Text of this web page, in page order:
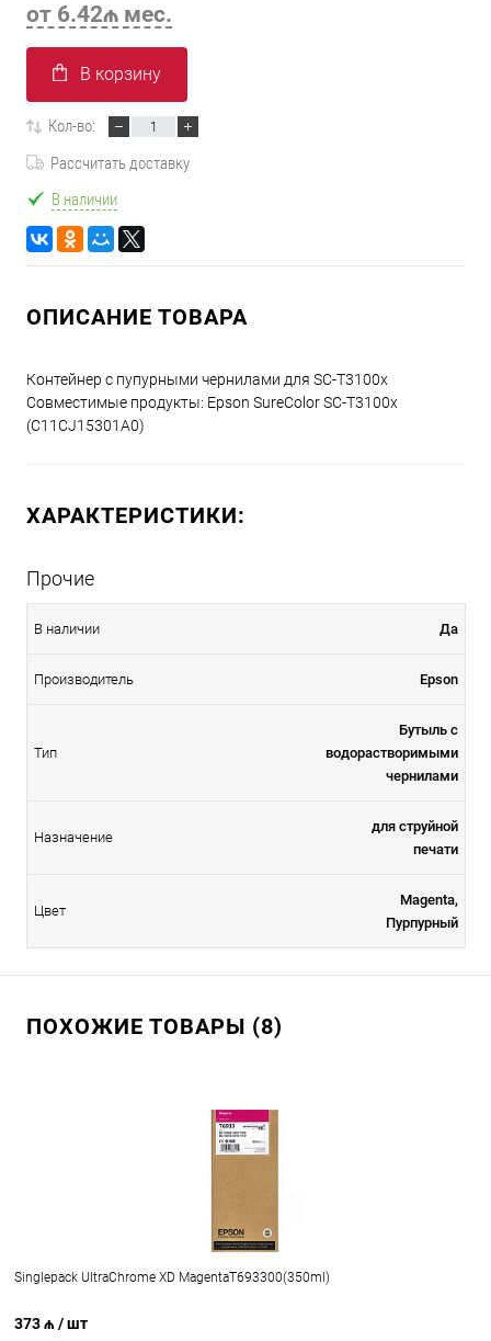
от 6.42₼ мес.
В корзину
Кол-во:
Рассчитать доставку
В наличии
ОПИСАНИЕ ТОВАРА
Контейнер с пупурными чернилами для SC-T3100x
Совместимые продукты: Epson SureColor SC-T3100x
(C11CJ15301A0)
ХАРАКТЕРИСТИКИ:
Прочие
В наличии Да
Производитель Epson
Тип
Бутыль с
водорастворимыми
чернилами
Назначение
для струйной
печати
Цвет
Magenta,
Пурпурный
ПОХОЖИЕ ТОВАРЫ (8)
Singlepack UltraChrome XD MagentaT693300(350ml)
373 ₼ / шт